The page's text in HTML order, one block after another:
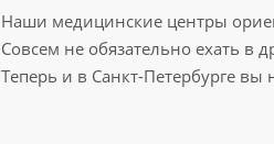
Наши медицинские центры
Совсем не обязательно ехать в
Теперь и в Санкт-Петербурге вы